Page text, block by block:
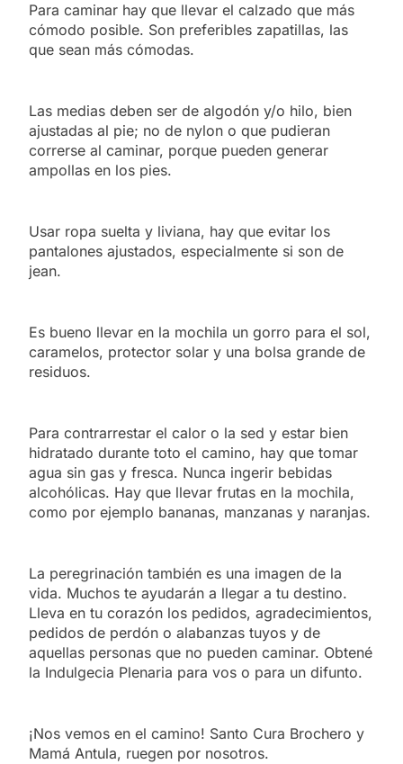
Para caminar hay que llevar el calzado que más
cómodo posible. Son preferibles zapatillas, las
que sean más cómodas.
Las medias deben ser de algodón y/o hilo, bien
ajustadas al pie; no de nylon o que pudieran
correrse al caminar, porque pueden generar
ampollas en los pies.
Usar ropa suelta y liviana, hay que evitar los
pantalones ajustados, especialmente si son de
jean.
Es bueno llevar en la mochila un gorro para el sol,
caramelos, protector solar y una bolsa grande de
residuos.
Para contrarrestar el calor o la sed y estar bien
hidratado durante toto el camino, hay que tomar
agua sin gas y fresca. Nunca ingerir bebidas
alcohólicas. Hay que llevar frutas en la mochila,
como por ejemplo bananas, manzanas y naranjas.
La peregrinación también es una imagen de la
vida. Muchos te ayudarán a llegar a tu destino.
Lleva en tu corazón los pedidos, agradecimientos,
pedidos de perdón o alabanzas tuyos y de
aquellas personas que no pueden caminar. Obtené
la Indulgecia Plenaria para vos o para un difunto.
¡Nos vemos en el camino! Santo Cura Brochero y
Mamá Antula, ruegen por nosotros.